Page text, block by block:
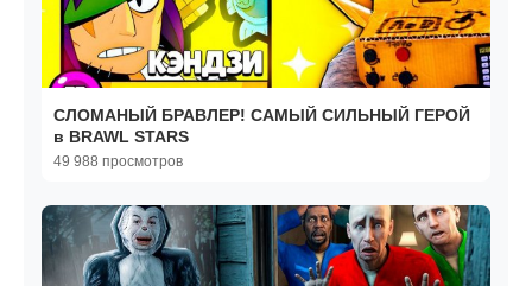
СЛОМАНЫЙ БРАВЛЕР! САМЫЙ СИЛЬНЫЙ ГЕРОЙ
в BRAWL STARS
49 988 просмотров